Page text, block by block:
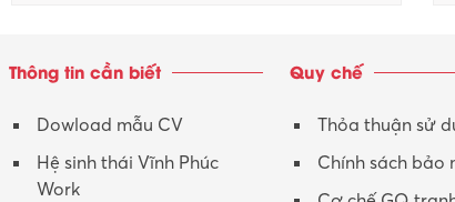
Thông tin cần biết
Dowload mẫu CV
Hệ sinh thái Vĩnh Phúc
Work
Quy chế
Thỏa thuận sử
Chính sách bảo